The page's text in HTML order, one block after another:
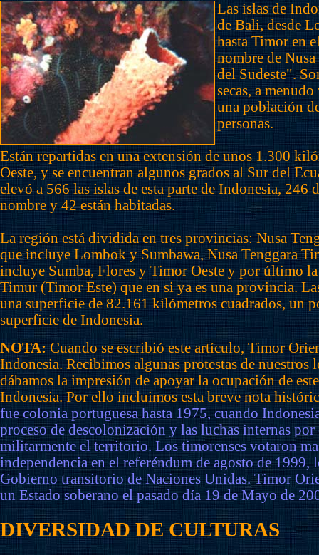
Las islas de
de Bali, desde
hasta Timor en
nombre de
del Sudeste".
secas, a
una población
personas.
Están repartidas en una extensión de unos 1.300
Oeste, y se encuentran algunos grados al Sur del
elevó a 566 las islas de esta parte de Indonesia, 246
nombre y 42 están habitadas.
La región está dividida en tres provincias: Nusa
que incluye Lombok y Sumbawa, Nusa Tenggara
incluye Sumba, Flores y Timor Oeste y por último
Timur (Timor Este) que en si ya es una provincia.
una superficie de 82.161 kilómetros cuadrados, un
superficie de Indonesia.
NOTA:Cuando se escribió este artículo, Timor
Indonesia. Recibimos algunas protestas de nuestros
dábamos la impresión de apoyar la ocupación de
Indonesia. Por ello incluimos esta breve nota
fue colonia portuguesa hasta 1975, cuando
proceso de descolonización y las luchas internas
militarmente el territorio. Los timorenses votaron
independencia en el referéndum de agosto de 1999,
Gobierno transitorio de Naciones Unidas. Timor
un Estado soberano el pasado día 19 de Mayo de
DIVERSIDAD DE CULTURAS